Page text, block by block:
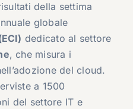
della settima
globale
dedicato al settore
, che misura i
del cloud.
a 1500
del settore IT e